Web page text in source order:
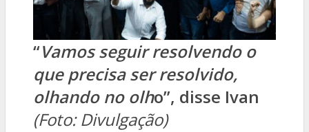
“Vamos seguir resolvendo o
que precisa ser resolvido,
olhando no olho”, disse Ivan
(Foto: Divulgação)